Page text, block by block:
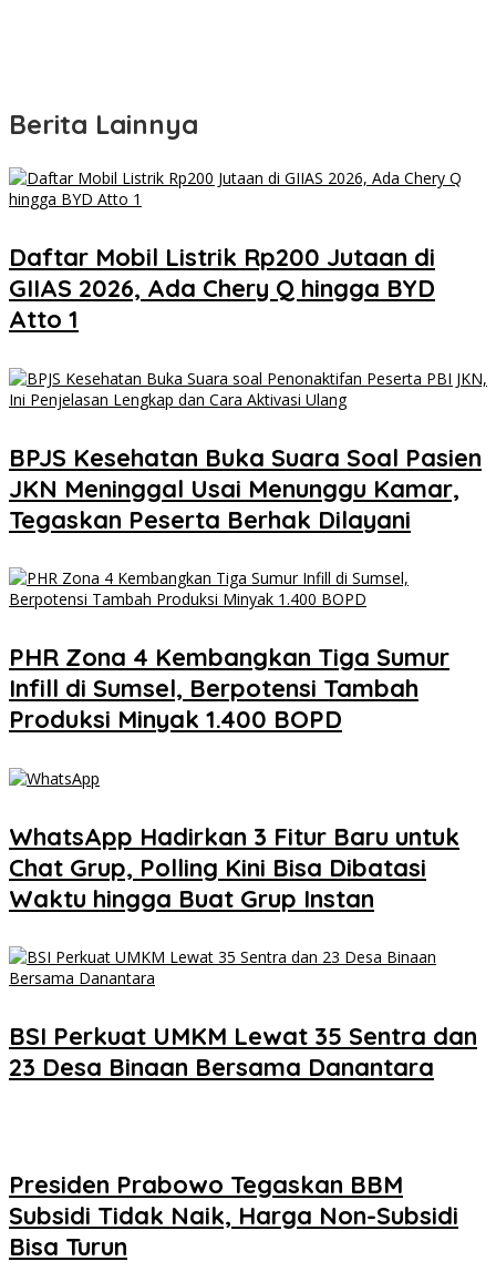
Berita Lainnya
Daftar Mobil Listrik Rp200 Jutaan di
GIIAS 2026, Ada Chery Q hingga BYD
Atto 1
BPJS Kesehatan Buka Suara Soal Pasien
JKN Meninggal Usai Menunggu Kamar,
Tegaskan Peserta Berhak Dilayani
PHR Zona 4 Kembangkan Tiga Sumur
Infill di Sumsel, Berpotensi Tambah
Produksi Minyak 1.400 BOPD
WhatsApp Hadirkan 3 Fitur Baru untuk
Chat Grup, Polling Kini Bisa Dibatasi
Waktu hingga Buat Grup Instan
BSI Perkuat UMKM Lewat 35 Sentra dan
23 Desa Binaan Bersama Danantara
Presiden Prabowo Tegaskan BBM
Subsidi Tidak Naik, Harga Non-Subsidi
Bisa Turun